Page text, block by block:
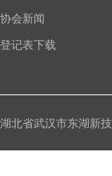
协会新闻
登记表下载
湖北省武汉市东湖新